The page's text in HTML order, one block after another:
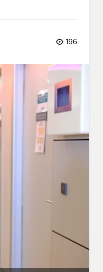
196
Sağlam Tek
Marka
Konuk